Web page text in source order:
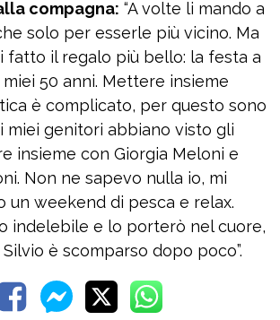
compagna: “A volte li mando a
solo per esserle più vicino. Ma
fatto il regalo più bello: la festa a
50 anni. Mettere insieme
è complicato, per questo sono
miei genitori abbiano visto gli
insieme con Giorgia Meloni e
Non ne sapevo nulla io, mi
un weekend di pesca e relax.
indelebile e lo porterò nel cuore,
è scomparso dopo poco”.